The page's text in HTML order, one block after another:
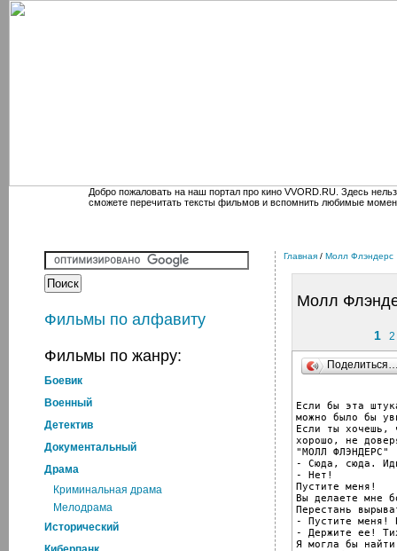
Добро пожаловать на наш портал про кино VVORD.RU. Здесь
сможете перечитать тексты фильмов и вспомнить любимые
Фильмы по алфавиту
Фильмы по жанру:
Боевик
Военный
Детектив
Документальный
Драма
Криминальная драма
Мелодрама
Исторический
Главная / Молл Флэндерс
Молл
1 2
Если бы эта
можно было бы
Если ты хочешь,
хорошо, не
"МОЛЛ ФЛЭНДЕРС"
- Сюда, сюда.
- Нет!
Пустите меня!
Вы делаете мне
Перестань
- Пустите меня!
- Держите ее!
Я могла бы